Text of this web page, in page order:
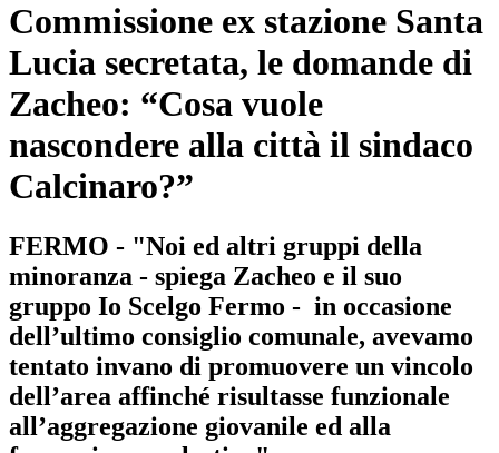
Commissione ex stazione Santa
Lucia secretata, le domande di
Zacheo: “Cosa vuole
nascondere alla città il sindaco
Calcinaro?”
FERMO - "Noi ed altri gruppi della
minoranza - spiega Zacheo e il suo
gruppo Io Scelgo Fermo - in occasione
dell’ultimo consiglio comunale, avevamo
tentato invano di promuovere un vincolo
dell’area affinché risultasse funzionale
all’aggregazione giovanile ed alla